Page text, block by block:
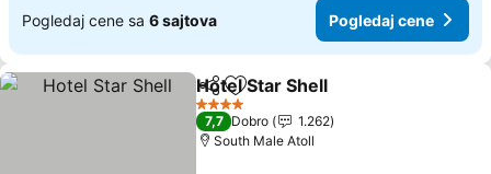
Pogledaj cene sa 6 sajtova Pogledaj cene
Deli Dodati u favorite
Hotel Star Shell
4 Zvezdice
7,7 Dobro
1.262
South Male Atoll